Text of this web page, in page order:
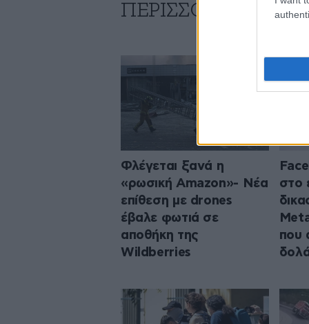
ΠΕΡΙΣΣΟΤΕΡΑ
Φλέγεται ξανά η
«ρωσική Amazon»- Νέα
επίθεση με drones
έβαλε φωτιά σε
αποθήκη της
Wildberries
στο
που